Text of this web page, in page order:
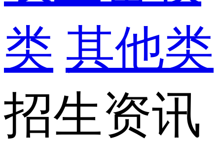
类 其他类
招生资讯